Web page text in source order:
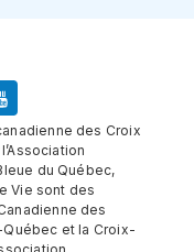
des Croix
du Québec,
Vie sont des
des
Québec et la Croix-